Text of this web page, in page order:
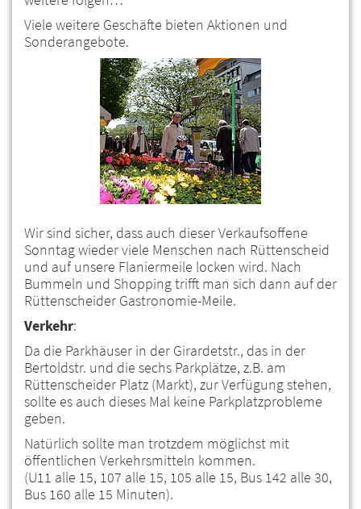
Viele weitere Geschäfte bieten Aktionen und
Sonderangebote.
Wir sind sicher, dass auch dieser Verkaufsoffene
Sonntag wieder viele Menschen nach Rüttenscheid
und auf unsere Flaniermeile locken wird. Nach
Bummeln und Shopping trifft man sich dann auf der
Rüttenscheider Gastronomie-Meile.
Verkehr:
Da die Parkhäuser in der Girardetstr., das in der
Bertoldstr. und die sechs Parkplätze, z.B. am
Rüttenscheider Platz (Markt), zur Verfügung stehen,
sollte es auch dieses Mal keine Parkplatzprobleme
geben.
Natürlich sollte man trotzdem möglichst mit
öffentlichen Verkehrsmitteln kommen.
(U11 alle 15, 107 alle 15, 105 alle 15, Bus 142 alle 30,
Bus 160 alle 15 Minuten).